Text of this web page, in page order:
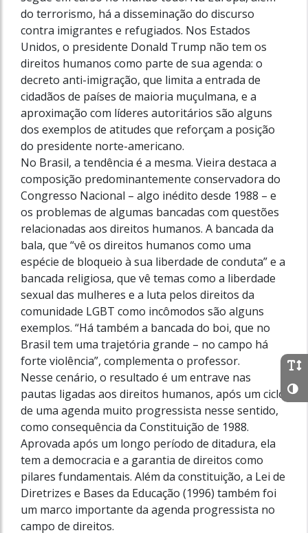
do terrorismo, há a disseminação do discurso
contra imigrantes e refugiados. Nos Estados
Unidos, o presidente Donald Trump não tem os
direitos humanos como parte de sua agenda: o
decreto anti-imigração, que limita a entrada de
cidadãos de países de maioria muçulmana, e a
aproximação com líderes autoritários são alguns
dos exemplos de atitudes que reforçam a posição
do presidente norte-americano.
No Brasil, a tendência é a mesma. Vieira destaca a
composição predominantemente conservadora do
Congresso Nacional – algo inédito desde 1988 – e
os problemas de algumas bancadas com questões
relacionadas aos direitos humanos. A bancada da
bala, que “vê os direitos humanos como uma
espécie de bloqueio à sua liberdade de conduta” e a
bancada religiosa, que vê temas como a liberdade
sexual das mulheres e a luta pelos direitos da
comunidade LGBT como incômodos são alguns
exemplos. “Há também a bancada do boi, que no
Brasil tem uma trajetória grande – no campo há
forte violência”, complementa o professor.
Nesse cenário, o resultado é um entrave nas
pautas ligadas aos direitos humanos, após um ciclo
de uma agenda muito progressista nesse sentido,
como consequência da Constituição de 1988.
Aprovada após um longo período de ditadura, ela
tem a democracia e a garantia de direitos como
pilares fundamentais. Além da constituição, a Lei de
Diretrizes e Bases da Educação (1996) também foi
um marco importante da agenda progressista no
campo de direitos.